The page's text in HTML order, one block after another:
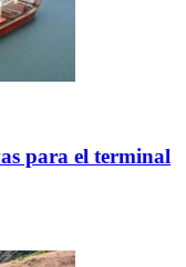
para el terminal